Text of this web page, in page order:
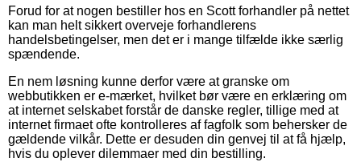
Forud for at nogen bestiller hos en Scott forhandler på nettet
kan man helt sikkert overveje forhandlerens
handelsbetingelser, men det er i mange tilfælde ikke særlig
spændende.
En nem løsning kunne derfor være at granske om
webbutikken er e-mærket, hvilket bør være en erklæring om
at internet selskabet forstår de danske regler, tillige med at
internet firmaet ofte kontrolleres af fagfolk som behersker de
gældende vilkår. Dette er desuden din genvej til at få hjælp,
hvis du oplever dilemmaer med din bestilling.